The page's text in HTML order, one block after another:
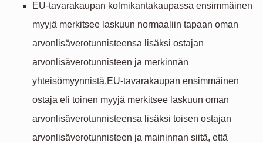
EU-tavarakaupan kolmikantakaupassa ensimmäinen
myyjä merkitsee laskuun normaaliin tapaan oman
arvonlisäverotunnisteensa lisäksi ostajan
arvonlisäverotunnisteen ja merkinnän
yhteisömyynnistä.EU-tavarakaupan ensimmäinen
ostaja eli toinen myyjä merkitsee laskuun oman
arvonlisäverotunnisteensa lisäksi toisen ostajan
arvonlisäverotunnisteen ja maininnan siitä, että